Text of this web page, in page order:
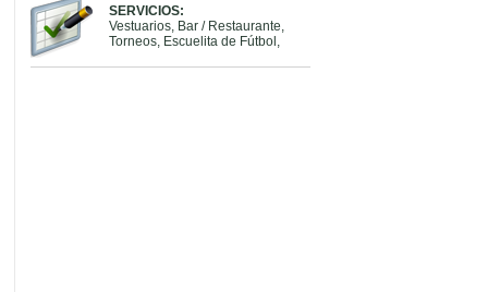
SERVICIOS:
Vestuarios, Bar / Restaurante,
Torneos, Escuelita de Fútbol,